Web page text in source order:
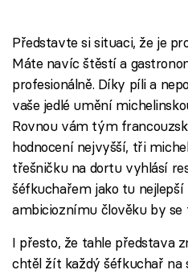
Představte si situaci, že je
Máte navíc štěstí a
profesionálně. Díky píli a
vaše jedlé umění
Rovnou vám tým
hodnocení nejvyšší, tři
třešničku na dortu vyhlásí
šéfkuchařem jako tu
ambicioznímu člověku by se
I přesto, že tahle představa
chtěl žít každý šéfkuchař na